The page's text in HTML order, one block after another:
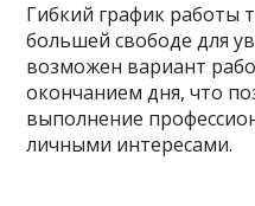
Гибкий график работы
большей свободе для
возможен вариант
окончанием дня, что
выполнение
личными интересами.